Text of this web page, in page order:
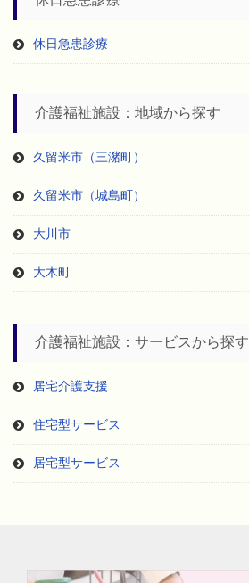
休日急患診療
介護福祉施設：地域から探す
久留米市（三潴町）
久留米市（城島町）
大川市
大木町
介護福祉施設：サービスから探す
居宅介護支援
住宅型サービス
居宅型サービス